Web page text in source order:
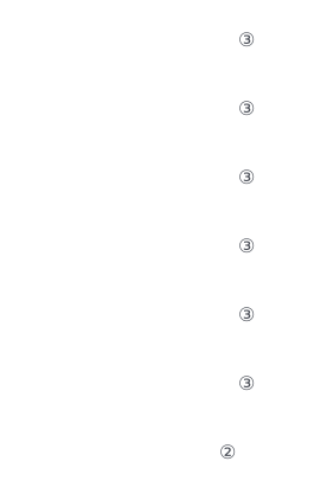
③
③
③
③
③
③
②